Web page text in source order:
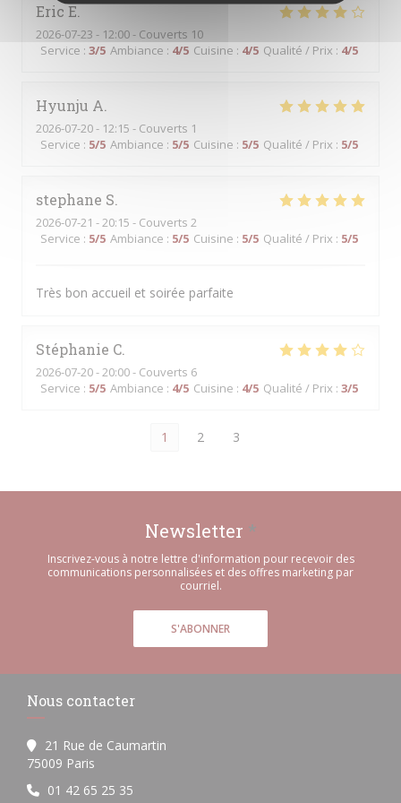
Eric E
2026-07-23 - 12:00 - Couverts 10
Service : 3/5 Ambiance : 4/5 Cuisine : 4/5 Qualité / Prix : 4/5
Hyunju A
2026-07-20- 12:15 - Couverts 1
Service : 5/5 Ambiance : 5/5 Cuisine : 5/5 Qualité / Prix : 5/5
stephane S
2026-07-21 - 20:15 - Couverts 2
Service : 5/5 Ambiance : 5/5 Cuisine : 5/5 Qualité / Prix : 5/5
Très bon accueil et soirée parfaite
Stéphanie C
2026-07-20- 20:00 - Couverts 6
Service : 5/5 Ambiance : 4/5 Cuisine : 4/5 Qualité / Prix : 3/5
1 2 3
Newsletter *
Inscrivez-vous à notre lettre d'information pour recevoir des
communications personnalisées et des offres marketing par
courriel.
S'ABONNER
Nous contacter
21 Rue de Caumartin
75009 Paris
01 42 65 25 35